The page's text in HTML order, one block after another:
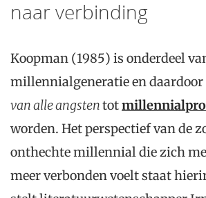
naar verbinding
Koopman (1985) is onderdeel
millennialgeneratie en daardoor
van alle angstentot
worden. Het perspectief van de
onthechte millennial die zich
meer verbonden voelt staat